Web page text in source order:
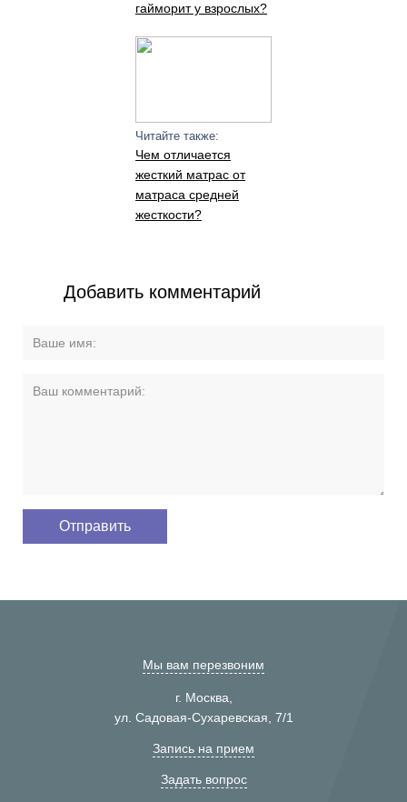
гайморит у взрослых?
Читайте также:
Чем отличается
жесткий матрас от
матраса средней
жесткости?
Добавить комментарий
Мы вам перезвоним
г. Москва,
ул. Садовая-Сухаревская, 7/1
Запись на прием
Задать вопрос